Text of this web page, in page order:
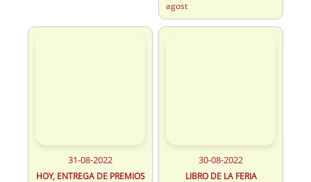
agost
31-08-2022
HOY, ENTREGA DE PREMIOS
30-08-2022
LIBRO DE LA FERIA